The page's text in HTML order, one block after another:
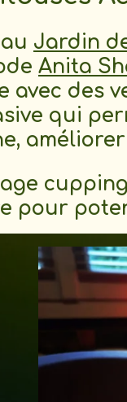
Jardin
Anita
avec des
qui
pour